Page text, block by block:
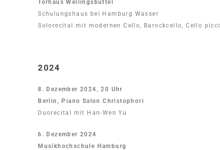
Torhaus Wellingsbüttel
Schulungshaus bei Hamburg Wasser
Solorecital mit modernen Cello, Barockcello, Cello
2024
8. Dezember 2024, 20 Uhr
Berlin, Piano Salon Christophori
Duorecital mit Han-Wen Yu
6. Dezember 2024
Musikhochschule Hamburg